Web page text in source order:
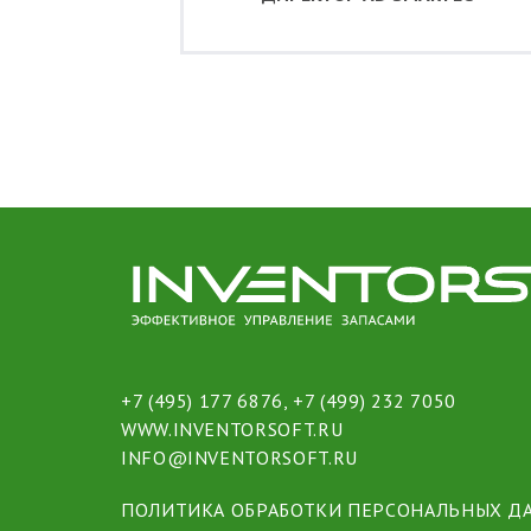
+7 (495) 177 6876 +7 (499) 232 7050
WWW.INVENTORSOFT.RU
INFO@INVENTORSOFT.RU
ПОЛИТИКА ОБРАБОТКИ ПЕРСОНАЛЬНЫХ